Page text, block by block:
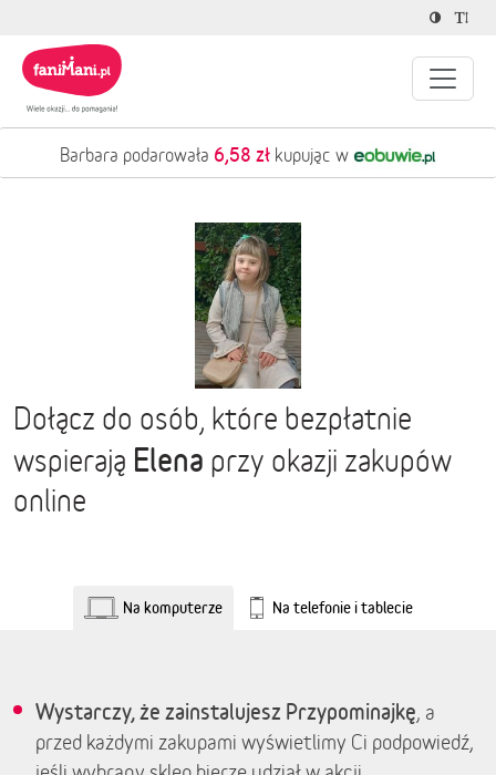
Barbara podarowała 6,58 zł kupując w
Dołącz do osób, które bezpłatnie
wspierają Elena przy okazji zakupów
online
Na komputerze Na telefonie i tablecie
Wystarczy, że zainstalujesz Przypominajkę, a
przed każdymi zakupami wyświetlimy Ci podpowiedź,